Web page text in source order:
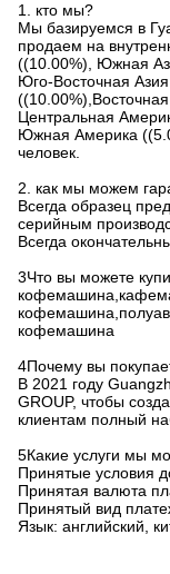
1. кто мы?
Мы базируемся в
продаем на
((10.00%), Южная
Юго-Восточная
Центральная
Южная Америка
человек.
2. как мы можем
Всегда образец
серийным
Всегда
3Что вы можете
кофемашина
4Почему вы
В 2021 году
GROUP, чтобы
клиентам полный
5Какие услуги мы
Принятые условия
Принятая валюта
Принятый вид
Язык: английский,